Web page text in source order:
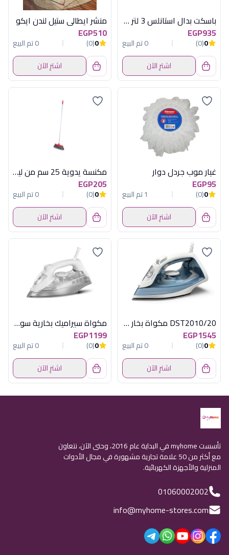
باسكت بدال استانلس 3 لتر مدور هومفل
EGP935
0
(0)
0 تم البيع
اشترِ الآن
منشر ايطالى ستيل لندن ايكو
EGP510
0
(0)
0 تم البيع
اشترِ الآن
غيار موب جردل دوار
EGP95
0
(0)
1 تم البيع
اشترِ الآن
مكنسة يدوية 25 سم من لياو موديل L20001
EGP205
0
(0)
0 تم البيع
اشترِ الآن
DST2010/20 مكواة بخار 2000 وات فيليبس
EGP1545
0
(0)
0 تم البيع
اشترِ الآن
مكواة سيراميك بخارية سوناي هومي – اسود , 2400 وات – MAR-8400
EGP1199
0
(0)
0 تم البيع
اشترِ الآن
تأسست myhome في البداية عام 2016، وحتى الآن، نتعاون
مع أكثر من 50 علامة تجارية مشهورة في مجال الأدوات
المنزلية والأجهزة الكهربائية.
01060002002
info@myhome-stores.com